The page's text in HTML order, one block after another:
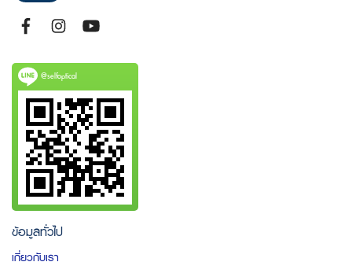
@selfoptical
ข้อมูลทั่วไป
เกี่ยวกับเรา